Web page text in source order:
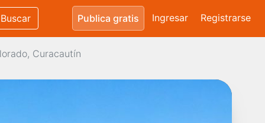
Buscar Publica gratis Ingresar Registrarse
Curacautín